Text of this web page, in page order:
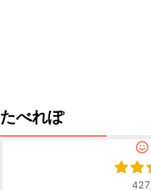
たべれぽ
427